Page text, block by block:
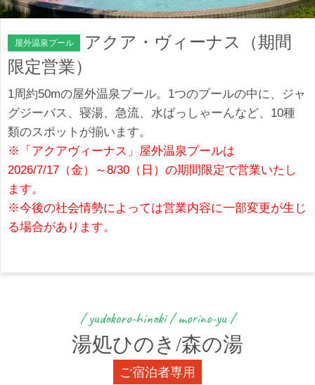
屋外温泉プール
アクア・ヴィーナス（期間
限定営業）
1周約50mの屋外温泉プール。1つのプールの中に、ジャ
グジーバス、寝湯、急流、水ばっしゃーんなど、10種
類のスポットが揃います。
※「アクアヴィーナス」屋外温泉プールは
2026/7/17（金）～8/30（日）の期間限定で営業いたし
ます。
※今後の社会情勢によっては営業内容に一部変更が生じ
る場合があります。
/ yudokoro-hinoki / morino-yu /
湯処ひのき/森の湯
ご宿泊者専用